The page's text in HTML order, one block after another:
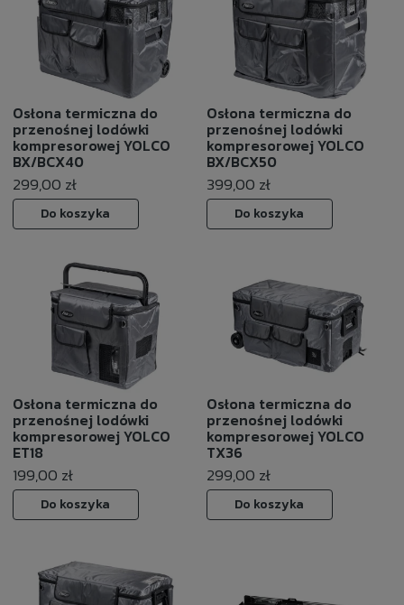
Osłona termiczna do
przenośnej lodówki
kompresorowej YOLCO
BX/BCX40
299,00 zł
Do koszyka
Osłona termiczna do
przenośnej lodówki
kompresorowej YOLCO
BX/BCX50
399,00 zł
Do koszyka
Osłona termiczna do
przenośnej lodówki
kompresorowej YOLCO
ET18
199,00 zł
Do koszyka
Osłona termiczna do
przenośnej lodówki
kompresorowej YOLCO
TX36
299,00 zł
Do koszyka